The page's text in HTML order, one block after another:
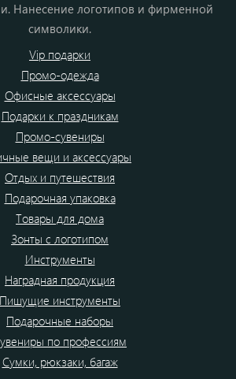
Нанесение логотипов и фирменной
символики.
Vip подарки
Промо-одежда
Офисные аксессуары
Подарки к праздникам
Промо-сувениры
вещи и аксессуары
Отдых и путешествия
Подарочная упаковка
Товары для дома
Зонты с логотипом
Инструменты
Наградная продукция
Пишущие инструменты
Подарочные наборы
по профессиям
Сумки, рюкзаки, багаж